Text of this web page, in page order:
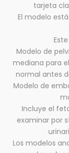
tarjeta
El modelo
Modelo de
mediana para
normal antes
Modelo de
Incluye el
examinar por
Los modelos